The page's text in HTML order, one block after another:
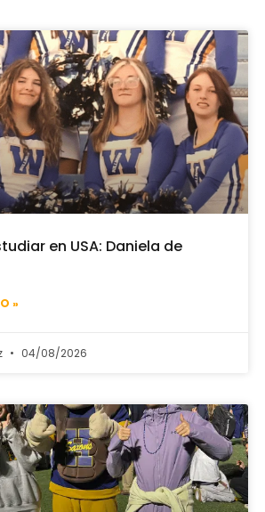
en USA: Daniela de
»
04/08/2026